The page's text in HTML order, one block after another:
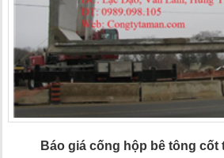
Báo giá cống hộp bê tông cốt